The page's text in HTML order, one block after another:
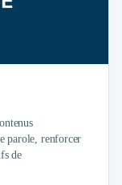
parole, renforcer
de